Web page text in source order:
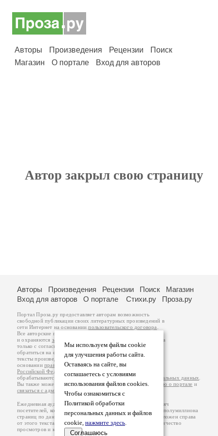
Авторы Произведения Рецензии
Поиск
Магазин
О портале Вход для авторов
Автор закрыл свою страницу
Мы используем файлы cookie
для улучшения работы сайта.
Оставаясь на сайте, вы
соглашаетесь с условиями
использования файлов cookies.
Чтобы ознакомиться с
Политикой обработки
персональных данных и файлов
cookie, нажмите здесь.
Соглашаюсь
Авторы Произведения Рецензии Поиск
Магазин
Вход для авторов
О портале Стихи.ру Проза.ру
Портал Проза.ру предоставляет авторам возможность
свободной публикации своих литературных произведений в
сети Интернет на основаниипользовательского договора
Все авторские права на произведения принадлежат авторам
и охраняются законом
. Перепечатка произведений возможна
только с согласия его автора, к которому вы можете
обратиться на его авторской странице. Ответственность за
тексты произведений авторы несут самостоятельно на
основанииправил публикацииизаконодательства
Российской Федерации
обрабатываются на основанииПолитики обработки персональных данных
Вы также можете посмотреть более подробнуюинформацию о портале и
связаться с администрацией
Ежедневная аудитория портала Проза.ру – порядка 100 тысяч
посетителей, которые в общей сумме просматривают более полумиллиона
страниц по данным счетчика посещаемости, который расположен справа
от этого текста. В каждой графе указано по две цифры: количество
просмотров и количество посетителей.